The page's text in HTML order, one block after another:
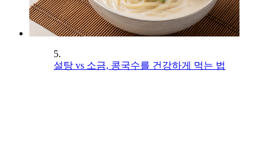
5.
설탕 vs 소금, 콩국수를 건강하게 먹는 법